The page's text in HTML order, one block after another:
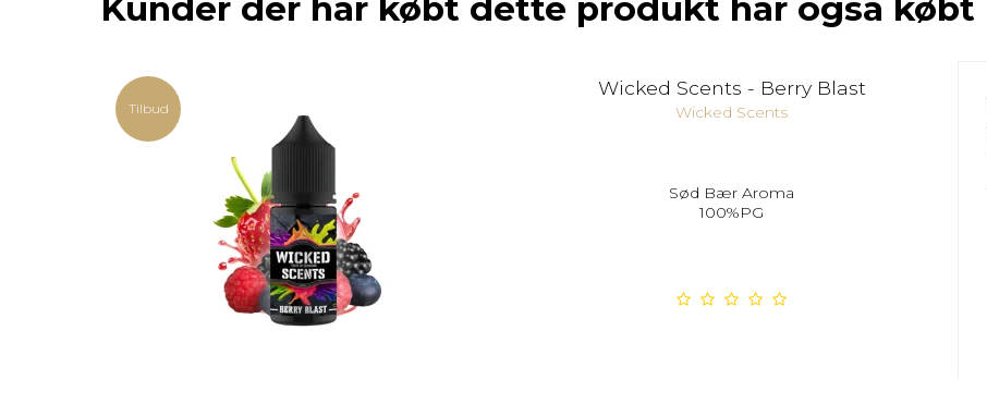
Kunder der har købt dette produkt har også købt
Tilbud
Wicked Scents - Berry Blast
Wicked Scents
Sød Bær Aroma
100%PG